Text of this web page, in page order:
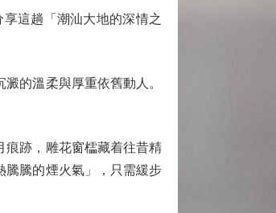
這趟「潮汕大地的深情之
的溫柔與厚重依舊動人。
跡，雕花窗櫺藏着往昔精
騰騰的煙火氣」，只需緩步